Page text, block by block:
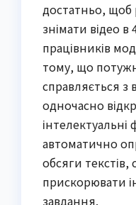
достатньо, щоб
знімати відео
працівників
тому, що
справляється з
одночасно
автоматично
обсяги
прискорювати
завдання.